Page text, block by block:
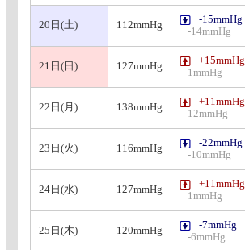
20日(土) 112mmHg
-15mmHg
-14mmHg
21日(日) 127mmHg
+15mmHg
1mmHg
22日(月) 138mmHg
+11mmHg
12mmHg
23日(火) 116mmHg
-22mmHg
-10mmHg
24日(水) 127mmHg
+11mmHg
1mmHg
25日(木) 120mmHg
-7mmHg
-6mmHg